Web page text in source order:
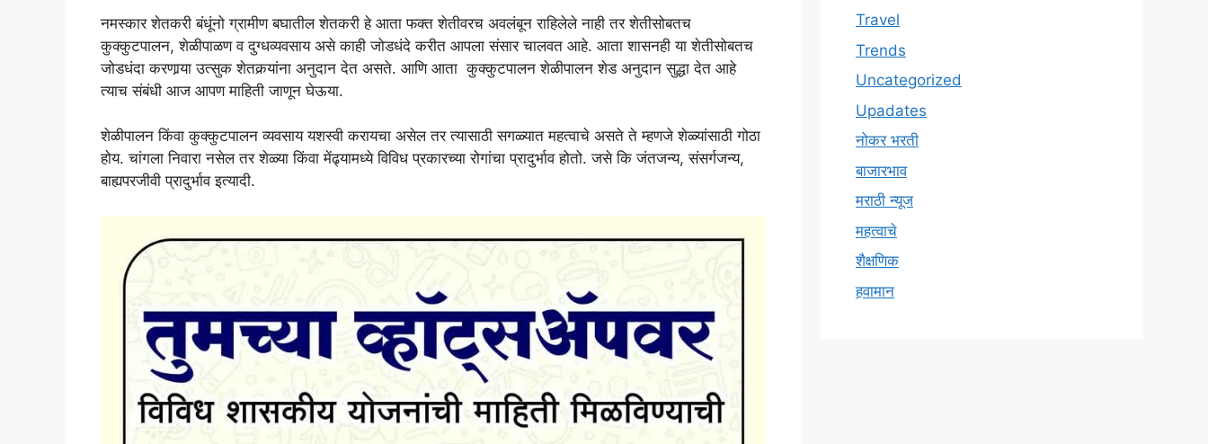
नमस्कार शेतकरी बंधूंनो ग्रामीण बघातील शेतकरी हे आता फक्त शेतीवरच अवलंबून राहिलेले नाही तर शेतीसोबतच
कुक्कुटपालन, शेळीपाळण व दुग्धव्यवसाय असे काही जोडधंदे करीत आपला संसार चालवत आहे. आता शासनही या शेतीसोबतच
जोडधंदा करणार्‍या उत्सुक शेतकर्‍यांना अनुदान देत असते. आणि आता कुक्कुटपालन शेळीपालन शेड अनुदान सुद्धा देत आहे
त्याच संबंधी आज आपण माहिती जाणून घेऊया.
शेळीपालन किंवा कुक्कुटपालन व्यवसाय यशस्वी करायचा असेल तर त्यासाठी सगळ्यात महत्वाचे असते ते म्हणजे शेळ्यांसाठी गोठा
होय. चांगला निवारा नसेल तर शेळ्या किंवा मेंढ्यामध्ये विविध प्रकारच्या रोगांचा प्रादुर्भाव होतो. जसे कि जंतजन्य, संसर्गजन्य,
बाह्यपरजीवी प्रादुर्भाव इत्यादी.
Travel
Trends
Uncategorized
Upadates
नोकर भरती
बाजारभाव
मराठी न्यूज
महत्वाचे
शैक्षणिक
हवामान